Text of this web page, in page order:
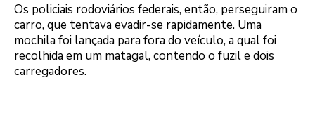
Os policiais rodoviários federais, então, perseguiram o
carro, que tentava evadir-se rapidamente. Uma
mochila foi lançada para fora do veículo, a qual foi
recolhida em um matagal, contendo o fuzil e dois
carregadores.